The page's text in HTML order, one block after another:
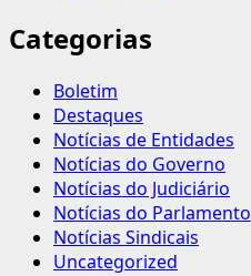
Categorias
Boletim
Destaques
Notícias de Entidades
Notícias do Governo
Notícias do Judiciário
Notícias do Parlamento
Notícias Sindicais
Uncategorized